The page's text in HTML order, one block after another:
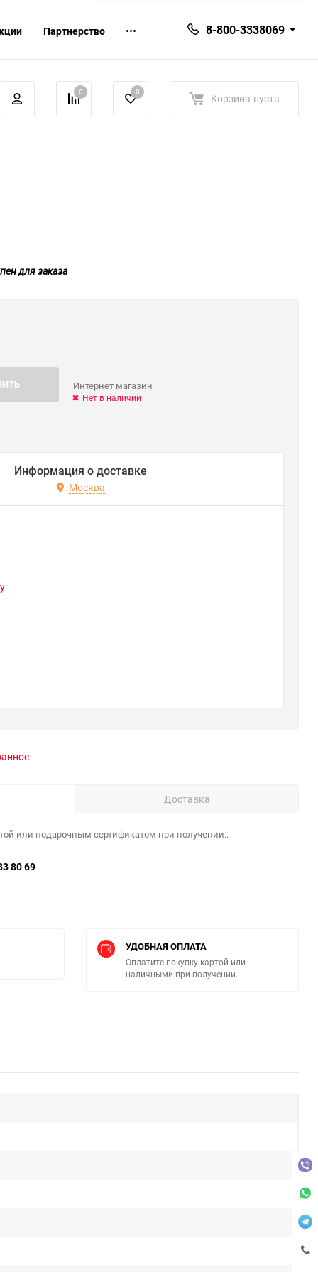
Партнерство 8-800-3338069
0 0 Корзина пуста
для заказа
Интернет магазин
Нет в наличии
Информация о доставке
Москва
Доставка
или подарочным сертификатом при получении..
80 69
УДОБНАЯ ОПЛАТА
Оплатите покупку картой или
наличными при получении.